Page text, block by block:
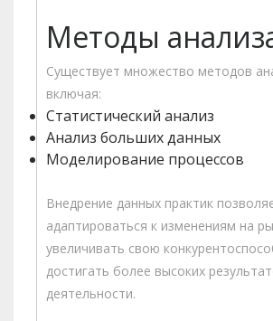
Методы
Существует множество методов
включая:
Статистический анализ
Анализ больших данных
Моделирование процессов
Внедрение данных практик
адаптироваться к изменениям на
увеличивать свою
достигать более высоких
деятельности.